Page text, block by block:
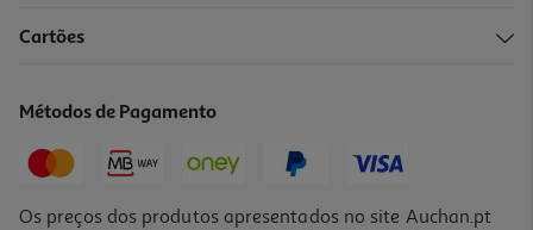
Cartões
Métodos de Pagamento
Os preços dos produtos apresentados no site Auchan.pt